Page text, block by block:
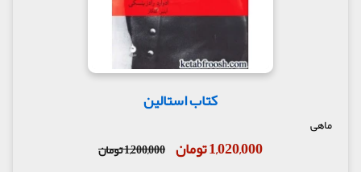
کتاب استالین
ماهی
1,020,000 تومان 1,200,000 تومان